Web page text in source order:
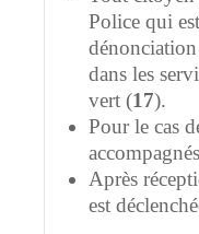
Police qui
dans les
vert (17).
Pour le cas
Après
est